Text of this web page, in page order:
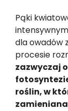
Pąki
dla owadów
procesie
zazwyczaj
roślin, w